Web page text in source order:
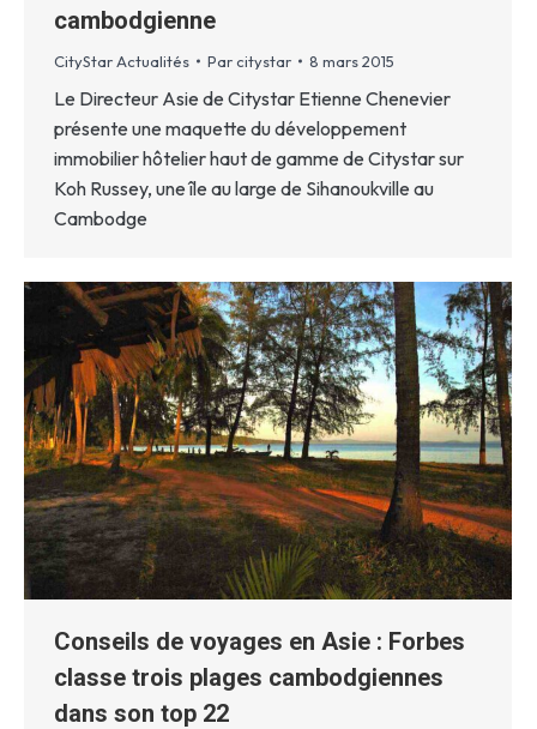
cambodgienne
CityStar Actualités Par citystar 8 mars 2015
Le Directeur Asie de Citystar Etienne Chenevier
présente une maquette du développement
immobilier hôtelier haut de gamme de Citystar sur
Koh Russey, une île au large de Sihanoukville au
Cambodge
Conseils de voyages en Asie : Forbes
classe trois plages cambodgiennes
dans son top 22